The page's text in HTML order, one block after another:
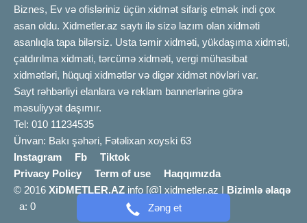
Zəng et
Biznes, Ev və ofisləriniz üçün xidmət sifariş etmək indi çox
asan oldu. Xidmetler.az saytı ilə sizə lazım olan xidməti
asanlıqla tapa bilərsiz. Usta təmir xidməti, yükdaşıma xidməti,
çatdırılma xidməti, tərcümə xidməti, vergi mühasibat
xidmətləri, hüquqi xidmətlər və digər xidmət növləri var.
Sayt rəhbərliyi elanlara və reklam bannerlərinə görə
məsuliyyət daşımır.
Tel: 010 11234535
Ünvan: Bakı şəhəri, Fətəlixan xoyski 63
Instagram
Fb
Tiktok
Privacy Policy
Term of use
Haqqımızda
© 2016 XiDMETLER.AZ info [@] xidmetler.az | Bizimlə əlaqə
a: 0